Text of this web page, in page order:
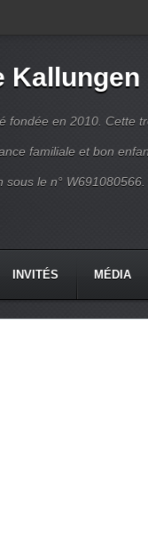
Kallungen
fondée en 2010. Cette
familiale et bon
le n° W691080566.
INVITÉS MÉDIA